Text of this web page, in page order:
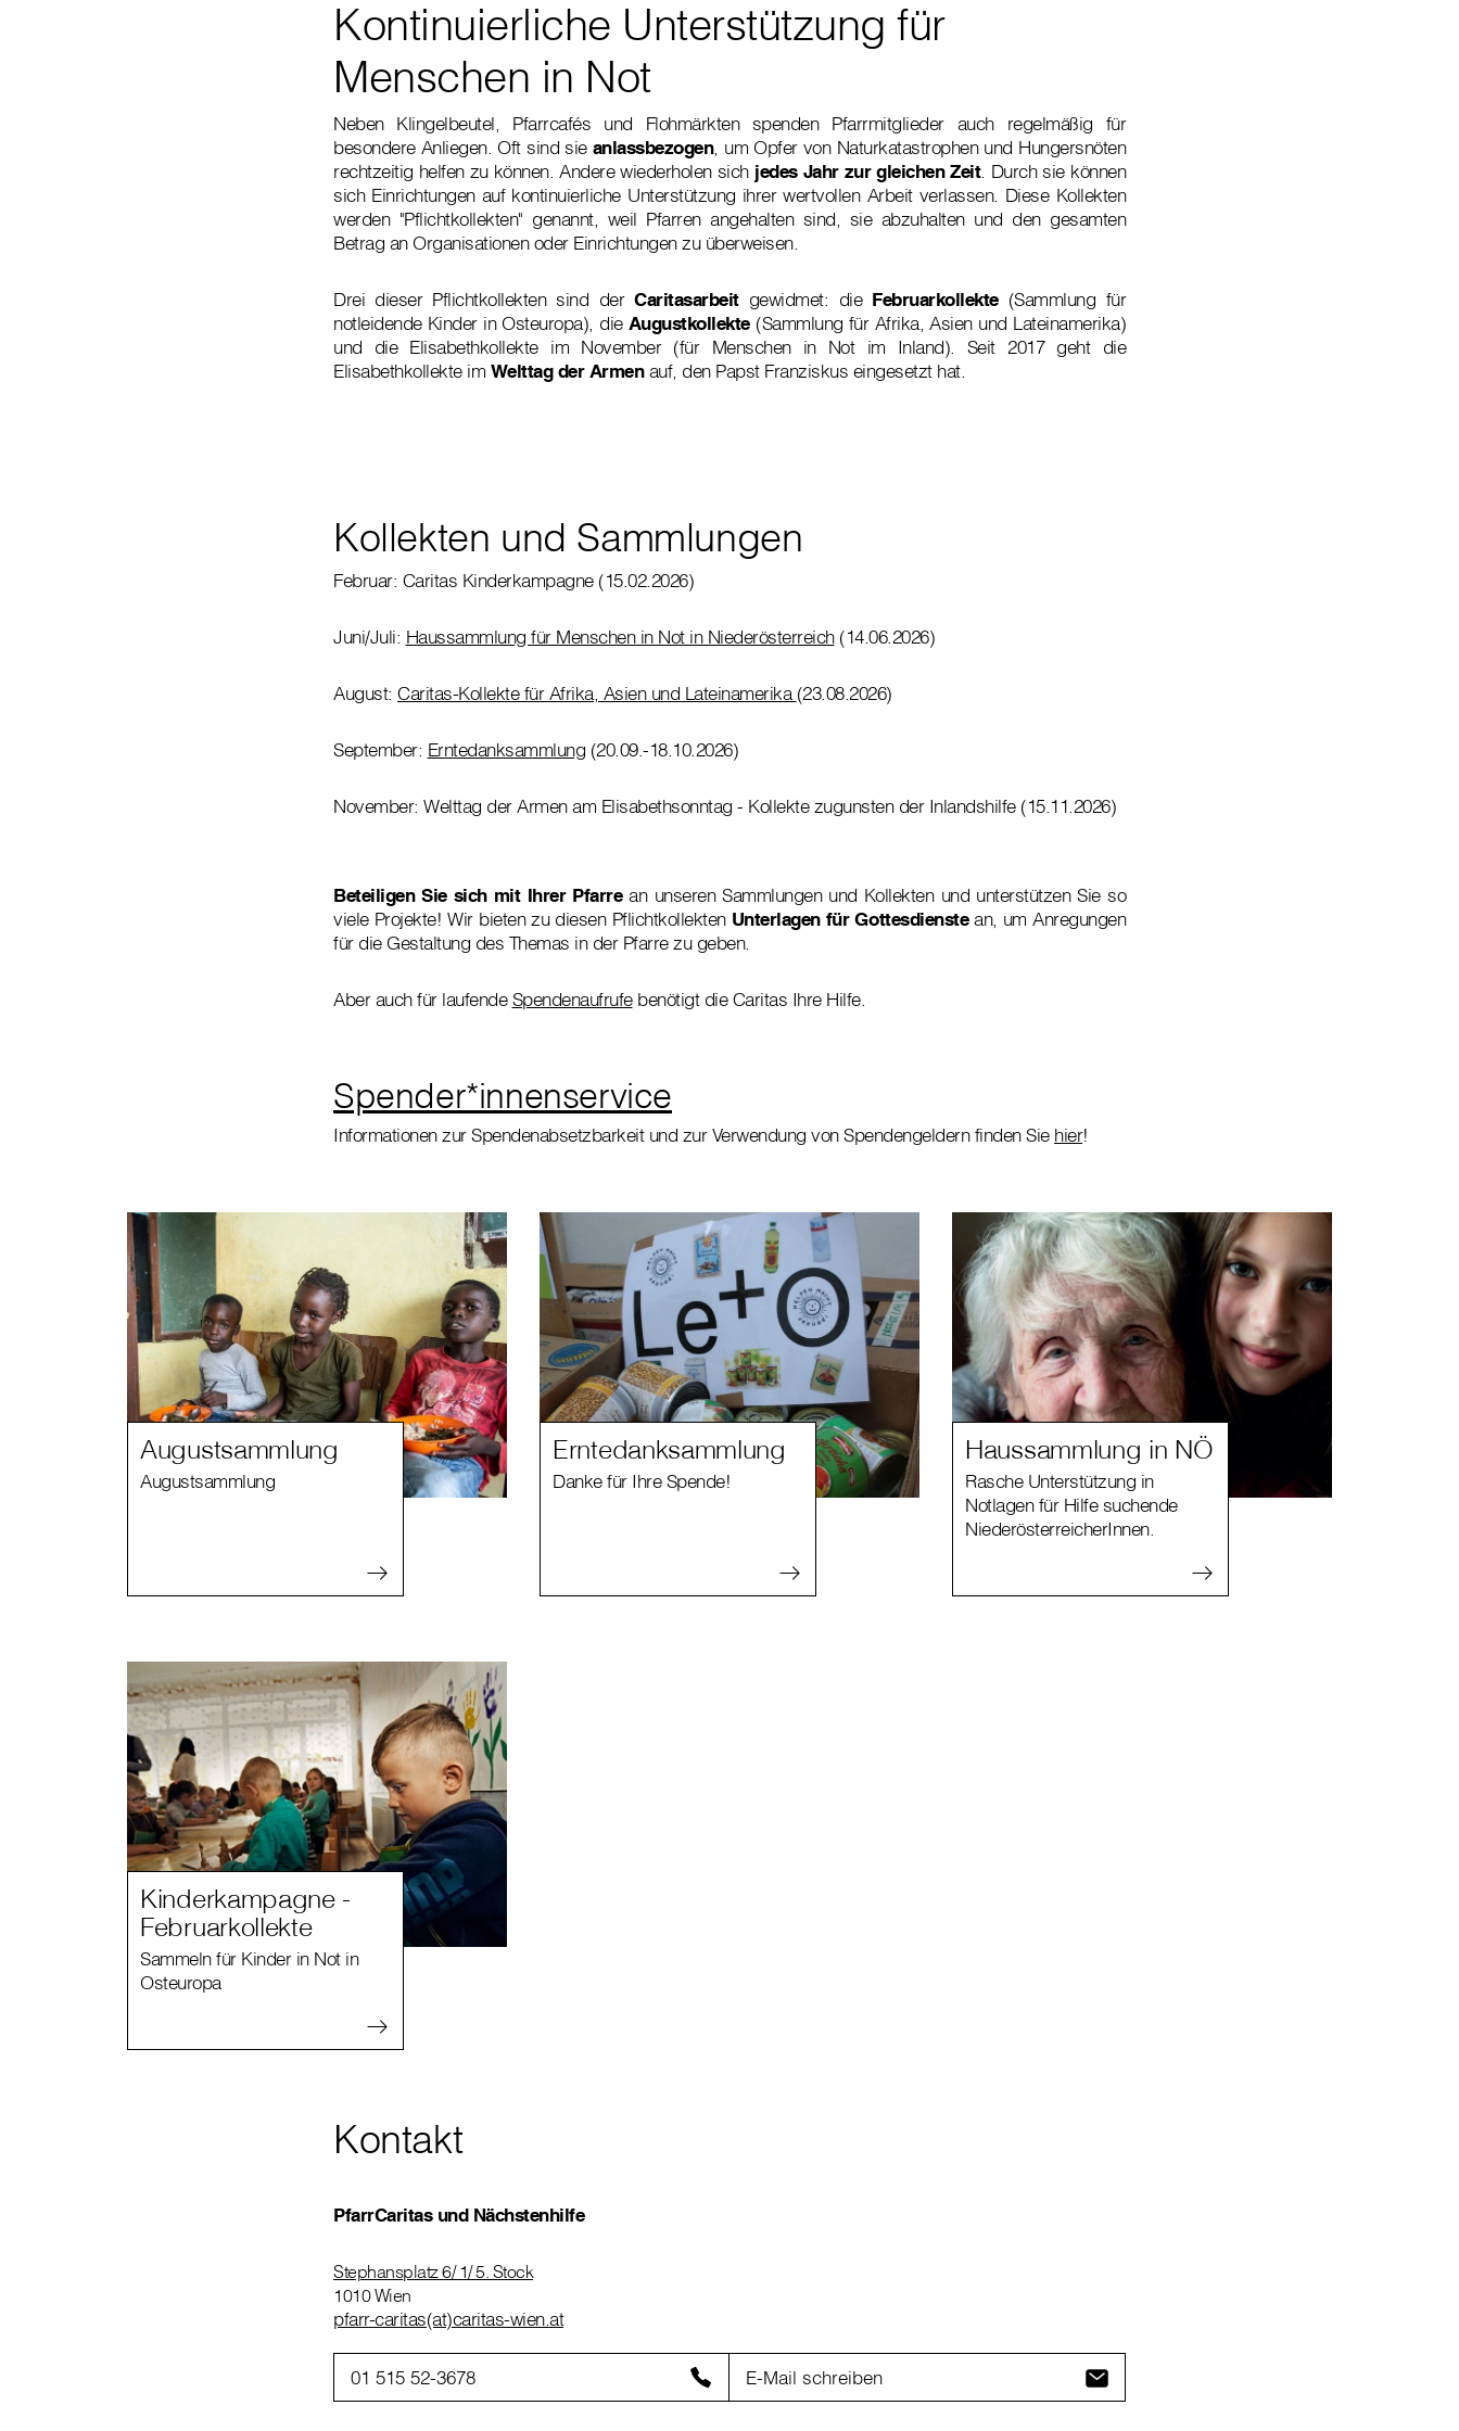
Kontinuierliche Unterstützung für
Menschen in Not
Neben Klingelbeutel, Pfarrcafés und Flohmärkten spenden Pfarrmitglieder auch regelmäßig für
besondere Anliegen. Oft sind sie anlassbezogen, um Opfer von Naturkatastrophen und Hungersnöten
rechtzeitig helfen zu können. Andere wiederholen sichjedes Jahr zur gleichen Zeit. Durch sie können
sich Einrichtungen auf kontinuierliche Unterstützung ihrer wertvollen Arbeit verlassen. Diese Kollekten
werden "Pflichtkollekten" genannt, weil Pfarren angehalten sind, sie abzuhalten und den gesamten
Betrag an Organisationen oder Einrichtungen zu überweisen.
Drei dieser Pflichtkollekten sind derCaritasarbeit gewidmet: die Februarkollekte (Sammlung für
notleidende Kinder in Osteuropa), die Augustkollekte (Sammlung für Afrika, Asien und Lateinamerika)
und die Elisabethkollekte im November (für Menschen in Not im Inland). Seit 2017 geht die
Elisabethkollekte im Welttag der Armenauf, den Papst Franziskus eingesetzt hat.
Kollekten und Sammlungen
Februar: Caritas Kinderkampagne (15.02.2026)
Juni/Juli: Haussammlung für Menschen in Not in Niederösterreich(14.06.2026)
August: Caritas-Kollekte für Afrika, Asien und Lateinamerika (23.08.2026)
September: Erntedanksammlung (20.09.-18.10.2026)
November: Welttag der Armen am Elisabethsonntag - Kollekte zugunsten der Inlandshilfe (15.11.2026)
Beteiligen Sie sich mit Ihrer Pfarrean unseren Sammlungen und Kollekten und unterstützen Sie so
viele Projekte! Wir bieten zu diesen PflichtkollektenUnterlagen für Gottesdienstean, um Anregungen
für die Gestaltung des Themas in der Pfarre zu geben.
Aber auch für laufendeSpendenaufrufebenötigt die Caritas Ihre Hilfe.
Spender*innenservice
Informationen zur Spendenabsetzbarkeit und zur Verwendung von Spendengeldern finden Sie hier!
Augustsammlung
Augustsammlung
Erntedanksammlung
Danke für Ihre Spende!
Haussammlung in NÖ
Rasche Unterstützung in
Notlagen für Hilfe suchende
NiederösterreicherInnen.
Kinderkampagne -
Februarkollekte
Sammeln für Kinder in Not in
Osteuropa
Kontakt
PfarrCaritas und Nächstenhilfe
Stephansplatz 6/ 1/ 5. Stock
1010 Wien
pfarr-caritas(at)caritas-wien.at
01 515 52-3678 E-Mail schreiben